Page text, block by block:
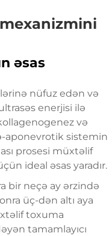
əsas
nüfuz edən və
enerjisi ilə
və
aponevrotik sistemin
prosesi müxtəlif
ideal əsas yaradır.
bir neçə ay ərzində
üç-dən altı aya
toxuma
tamamlayıcı